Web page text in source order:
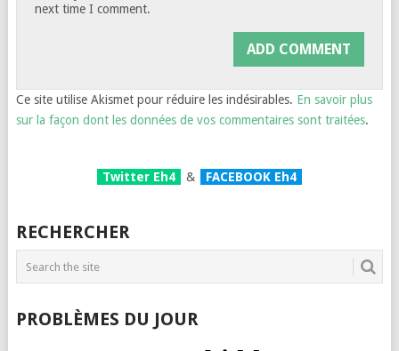
next time I comment.
Ce site utilise Akismet pour réduire les indésirables. En savoir plus
sur la façon dont les données de vos commentaires sont traitées.
Twitter Eh4 & FACEBOOK Eh4
RECHERCHER
PROBLÈMES DU JOUR